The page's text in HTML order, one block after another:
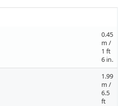
0.45
m /
1 ft
6 in.
1.99
m /
6.5
ft